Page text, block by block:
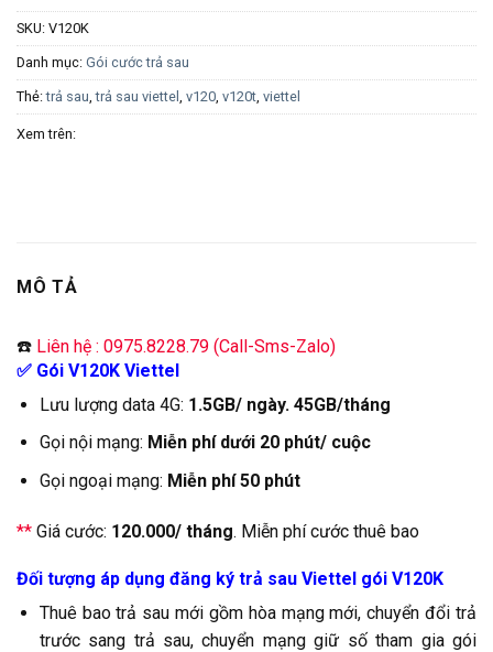
SKU: V120K
Danh mục: Gói cước trả sau
Thẻ:trả sau,trả sau viettel , v120, v120t, viettel
Xem trên:
MÔ TẢ
☎️ Liên hệ : 0975.8228.79 (Call-Sms-Zalo)
✅ Gói V120K Viettel
Lưu lượng data 4G: 1.5GB/ ngày. 45GB/tháng
Gọi nội mạng: Miễn phí dưới 20 phút/ cuộc
Gọi ngoại mạng: Miễn phí 50 phút
** Giá cước: 120.000/ tháng. Miễn phí cước thuê bao
Đối tượng áp dụng đăng ký trả sau Viettel gói V120K
Thuê bao trả sau mới gồm hòa mạng mới, chuyển đổi trả
trước sang trả sau, chuyển mạng giữ số tham gia gói